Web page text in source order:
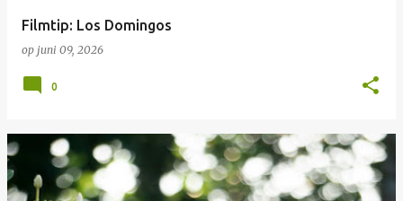
Filmtip: Los Domingos
op juni 09, 2026
0